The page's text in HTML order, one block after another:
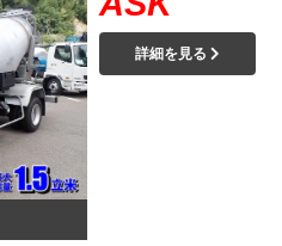
詳細を見る